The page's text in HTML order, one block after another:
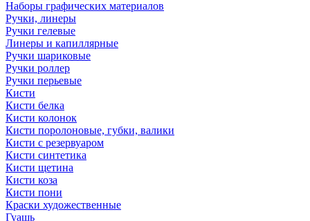
Наборы графических материалов
Ручки, линеры
Ручки гелевые
Линеры и капиллярные
Ручки шариковые
Ручки роллер
Ручки перьевые
Кисти
Кисти белка
Кисти колонок
Кисти поролоновые, губки, валики
Кисти с резервуаром
Кисти синтетика
Кисти щетина
Кисти коза
Кисти пони
Краски художественные
Гуашь